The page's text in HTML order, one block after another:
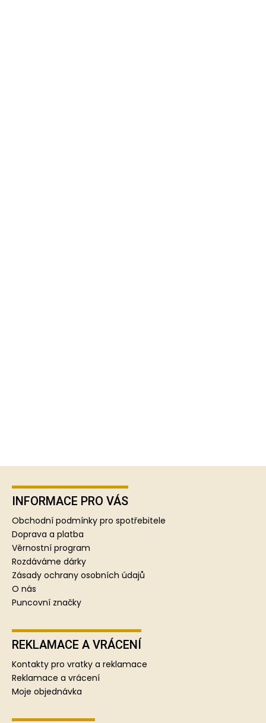
INFORMACE PRO VÁS
Obchodní podmínky pro spotřebitele
Doprava a platba
Věrnostní program
Rozdáváme dárky
Zásady ochrany osobních údajů
O nás
Puncovní značky
REKLAMACE A VRÁCENÍ
Kontakty pro vratky a reklamace
Reklamace a vrácení
Moje objednávka